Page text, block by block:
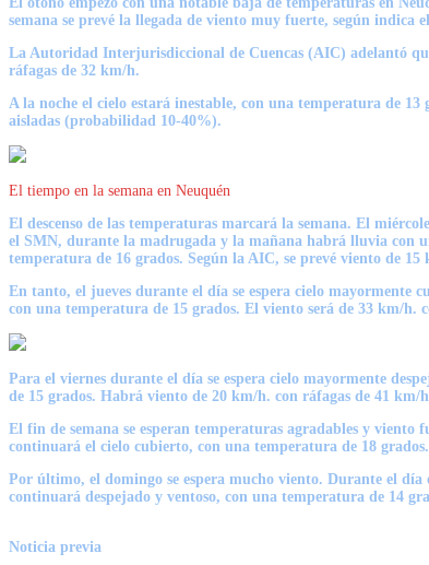
semana se prevé la llegada de viento muy fuerte, según indica
La Autoridad Interjurisdiccional de Cuencas (AIC) adelantó
ráfagas de 32 km/h.
A la noche el cielo estará inestable, con una temperatura de
aisladas (probabilidad 10-40%).
El tiempo en la semana en Neuquén
El descenso de las temperaturas marcará la semana. El
el SMN, durante la madrugada y la mañana habrá lluvia con
temperatura de 16 grados. Según la AIC, se prevé viento de
En tanto, el jueves durante el día se espera cielo mayormente
con una temperatura de 15 grados. El viento será de 33 km/h.
Para el viernes durante el día se espera cielo mayormente
de 15 grados. Habrá viento de 20 km/h. con ráfagas de 41 km/
El fin de semana se esperan temperaturas agradables y viento
continuará el cielo cubierto, con una temperatura de 18
Por último, el domingo se espera mucho viento. Durante el día
continuará despejado y ventoso, con una temperatura de 14
Noticia previa